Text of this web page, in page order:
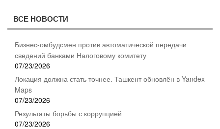
ВСЕ НОВОСТИ
Бизнес-омбудсмен против автоматической передачи
сведений банками Налоговому комитету
07/23/2026
Локация должна стать точнее. Ташкент обновлён в Yandex
Maps
07/23/2026
Результаты борьбы с коррупцией
07/23/2026